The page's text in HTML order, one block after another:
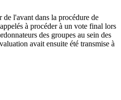
de l'avant dans la procédure de
à procéder à un vote final lors
des groupes au sein des
avait ensuite été transmise à